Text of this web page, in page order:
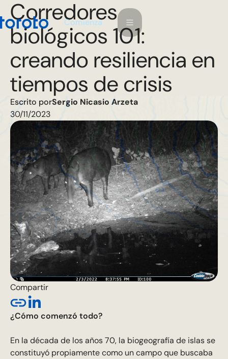
Comienza
Corredores
biológicos 101:
creando resiliencia en
tiempos de crisis
Escrito porSergio Nicasio Arzeta
30/11/2023
Compartir
¿Cómo comenzó todo?
En la década de los años 70, la biogeografía de islas se
constituyó propiamente como un campo que buscaba